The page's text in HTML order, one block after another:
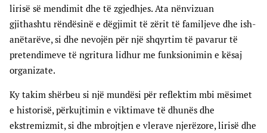
lirisë së mendimit dhe të zgjedhjes. Ata nënvizuan
gjithashtu rëndësinë e dëgjimit të zërit të familjeve dhe ish-
anëtarëve, si dhe nevojën për një shqyrtim të pavarur të
pretendimeve të ngritura lidhur me funksionimin e kësaj
organizate.
Ky takim shërbeu si një mundësi për reflektim mbi mësimet
e historisë, përkujtimin e viktimave të dhunës dhe
ekstremizmit, si dhe mbrojtjen e vlerave njerëzore, lirisë dhe